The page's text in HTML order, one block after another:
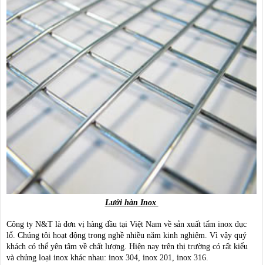
Lưới hàn Inox
Công ty N&T là đơn vị hàng đầu tại Việt Nam về sản xuất tấm inox đục
lổ. Chúng tôi hoạt động trong nghề nhiều năm kinh nghiệm. Vì vậy quý
khách có thể yên tâm về chất lượng. Hiện nay trên thị trường có rất kiểu
và chủng loại inox khác nhau: inox 304, inox 201, inox 316.